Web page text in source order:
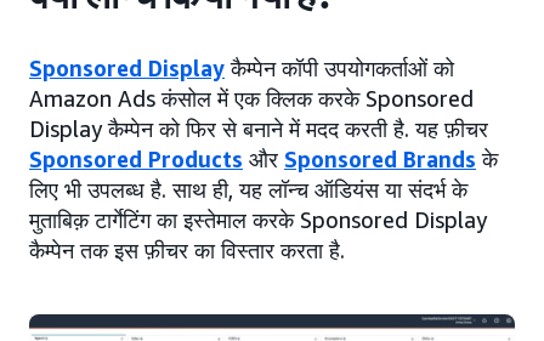
Sponsored Displayकैम्पेन कॉपी उपयोगकर्ताओं को
Amazon Ads कंसोल में एक क्लिक करके Sponsored
Display कैम्पेन को फिर से बनाने में मदद करती है. यह फ़ीचर
Sponsored Products और Sponsored Brands के
लिए भी उपलब्ध है. साथ ही, यह लॉन्च ऑडियंस या संदर्भ के
मुताबिक़ टार्गेटिंग का इस्तेमाल करके Sponsored Display
कैम्पेन तक इस फ़ीचर का विस्तार करता है.